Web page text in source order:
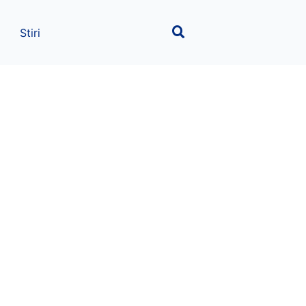
Stiri